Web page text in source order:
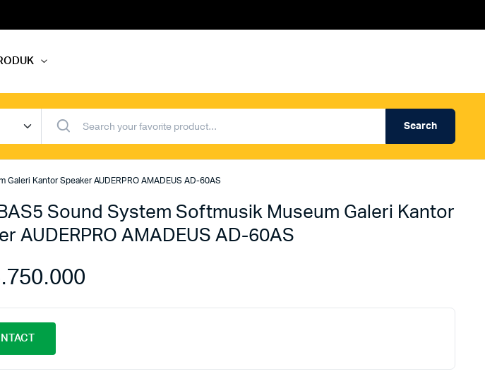
Search
Galeri Kantor Speaker AUDERPRO AMADEUS AD-60AS
Sound System Softmusik Museum Galeri Kantor
AUDERPRO AMADEUS AD-60AS